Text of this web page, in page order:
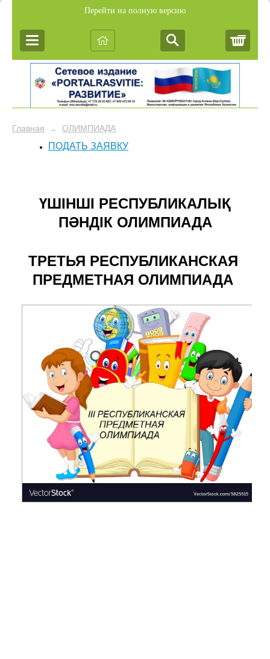
Перейти на полную версию
Главная → ОЛИМПИАДА
ПОДАТЬ ЗАЯВКУ
ҮШІНШІ РЕСПУБЛИКАЛЫҚ
ПӘНДІК ОЛИМПИАДА
ТРЕТЬЯ РЕСПУБЛИКАНСКАЯ
ПРЕДМЕТНАЯ ОЛИМПИАДА